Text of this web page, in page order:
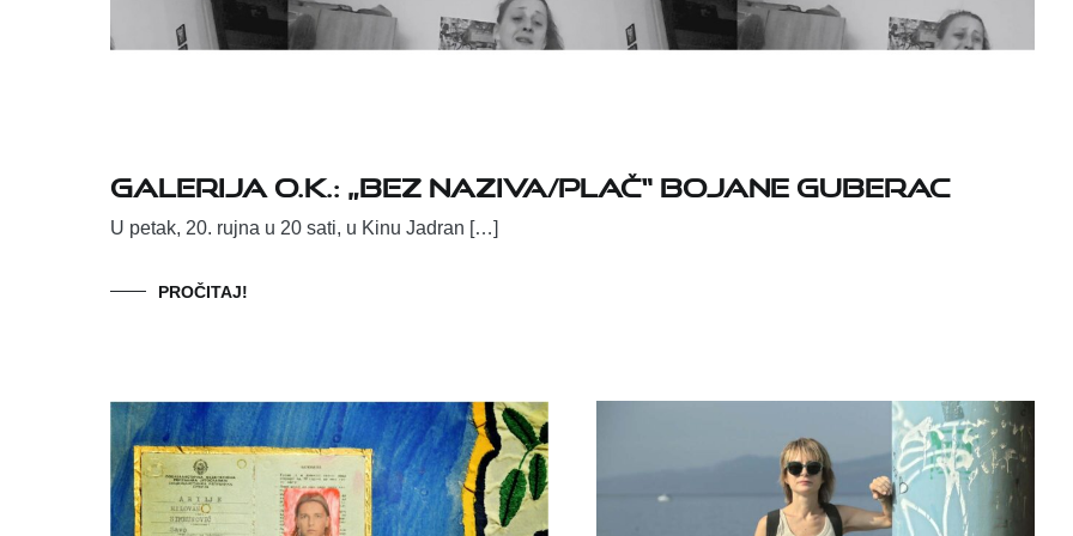
Galerija O.K.: „Bez naziva/Plač“ Bojane Guberac
U petak, 20. rujna u 20 sati, u Kinu Jadran […]
PROČITAJ!